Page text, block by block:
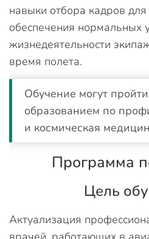
навыки отбора кадров
обеспечения нормальных
жизнедеятельности
время полета.
Обучение могут
образованием по
и космическая
Программа
Цель
Актуализация